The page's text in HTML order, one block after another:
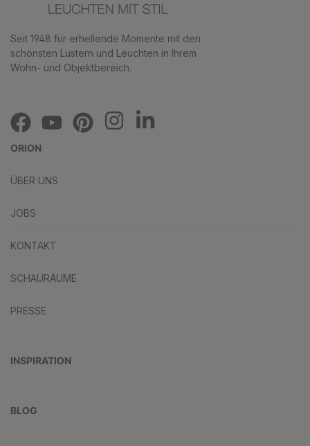
Seit 1948 für erhellende Momente mit den
schönsten Lustern und Leuchten in Ihrem
Wohn- und Objektbereich.
ORION
ÜBER UNS
JOBS
KONTAKT
SCHAURÄUME
PRESSE
INSPIRATION
BLOG